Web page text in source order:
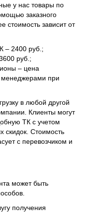
у нас товары по
заказного
стоимость зависит от
– 2400 руб.;
руб.;
– цена
менеджерами при
в любой другой
Клиенты могут
ТК с учетом
скидок. Стоимость
с перевозчиком и
может быть
получения